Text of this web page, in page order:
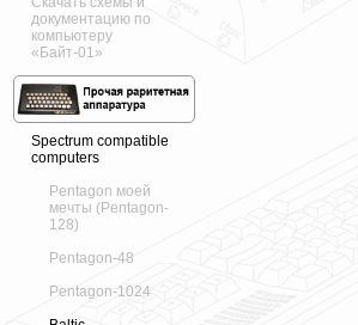
документацию по
компьютеру
«Байт-01»
Spectrum compatible
computers
Pentagon моей
мечты (Pentagon-
128)
Pentagon-48
Pentagon-1024